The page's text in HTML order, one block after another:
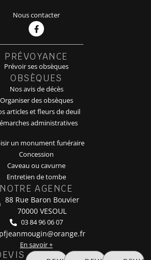
Nous contacter
PRÉVOYANCE
Prévoir ses obsèques
OBSÈQUES
Nos avis de décès
Organiser des obsèques
articles et fleurs de deuil
administratives
un monument funéraire
Concession
Caveau ou cavurne
Entretien de tombe
NOTRE AGENCE
88 Rue Baron Bouvier
70000 VESOUL
03 84 96 06 07
pfjeanmougin@orange.fr
En savoir +